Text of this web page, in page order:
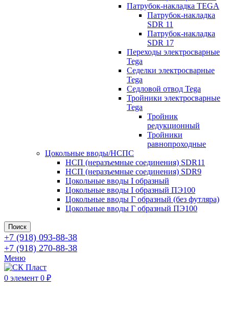
Патрубок-накладка TEGA
Патрубок-накладка
SDR 11
Патрубок-накладка
SDR 17
Переходы электросварные
Tega
Седелки электросварные
Tega
Седловой отвод Tega
Тройники электросварные
Tega
Тройник
редукционный
Тройники
равнопроходные
Цокольные вводы/НСПС
НСП (неразъемные соединения) SDR11
НСП (неразъемные соединения) SDR9
Цокольные вводы I образный
Цокольные вводы I образный ПЭ100
Цокольные вводы Г образный (без футляра)
Цокольные вводы Г образный ПЭ100
Поиск
+7 (918) 093-88-38
+7 (918) 270-88-38
Меню
0 элемент 0 ₽